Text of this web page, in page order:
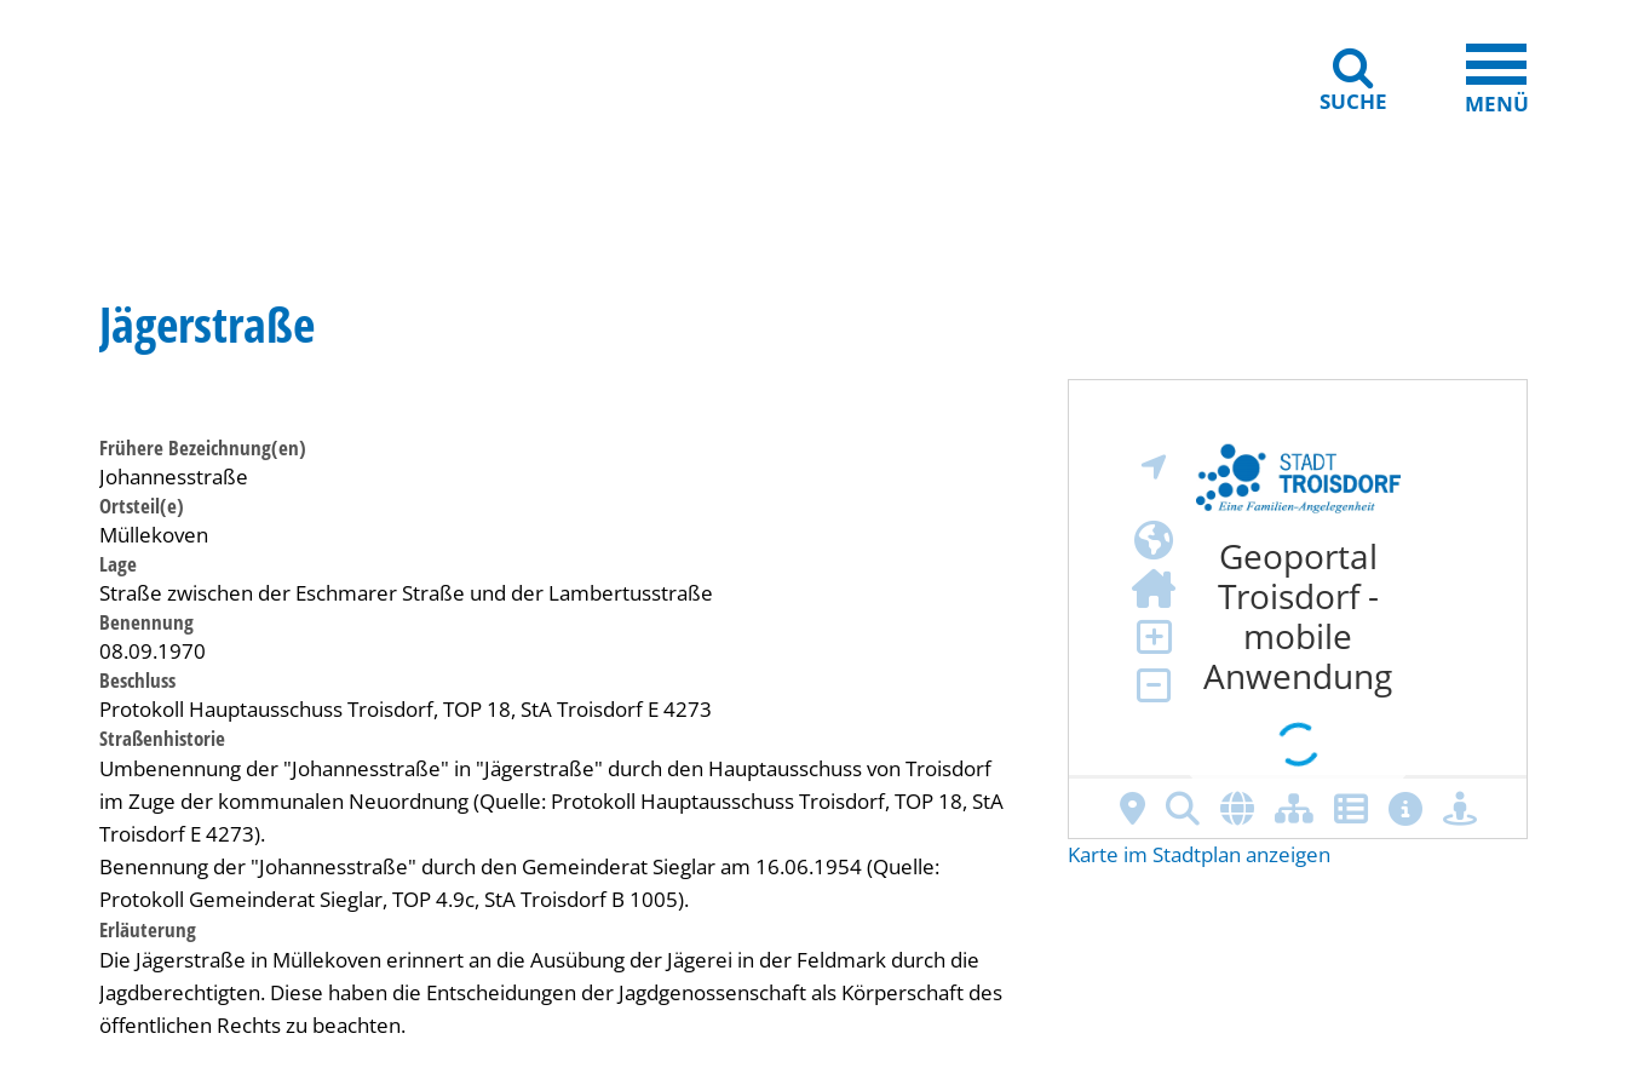
SUCHE MENÜ
Jägerstraße
Frühere Bezeichnung(en)
Johannesstraße
Ortsteil(e)
Müllekoven
Lage
Straße zwischen der Eschmarer Straße und der Lambertusstraße
Benennung
08.09.1970
Beschluss
Protokoll Hauptausschuss Troisdorf, TOP 18, StA Troisdorf E 4273
Straßenhistorie
Umbenennung der "Johannesstraße" in "Jägerstraße" durch den Hauptausschuss von Troisdorf
im Zuge der kommunalen Neuordnung (Quelle: Protokoll Hauptausschuss Troisdorf, TOP 18, StA
Troisdorf E 4273).
Benennung der "Johannesstraße" durch den Gemeinderat Sieglar am 16.06.1954 (Quelle:
Protokoll Gemeinderat Sieglar, TOP 4.9c, StA Troisdorf B 1005).
Erläuterung
Die Jägerstraße in Müllekoven erinnert an die Ausübung der Jägerei in der Feldmark durch die
Jagdberechtigten. Diese haben die Entscheidungen der Jagdgenossenschaft als Körperschaft des
öffentlichen Rechts zu beachten.
Karte im Stadtplan anzeigen